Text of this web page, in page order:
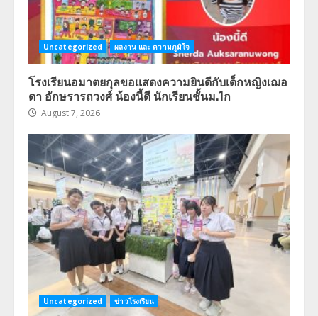
Uncategorized ผลงาน และ ความภูมิใจ
โรงเรียนอมาตยกุลขอแสดงความยินดีกับเด็กหญิงเฌอ
ดา อักษรารถวงศ์ น้องนี้ดี นักเรียนชั้นม.1ก
August 7, 2026
Uncategorized ข่าวโรงเรียน